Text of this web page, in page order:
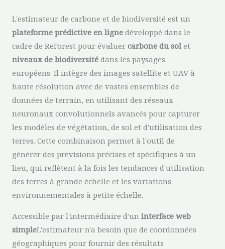
L'estimateur de carbone et de biodiversité est un
plateforme prédictive en ligne développé dans le
cadre de ReForest pour évaluer carbone du sol et
niveaux de biodiversité dans les paysages
européens. Il intègre des images satellite et UAV à
haute résolution avec de vastes ensembles de
données de terrain, en utilisant des réseaux
neuronaux convolutionnels avancés pour capturer
les modèles de végétation, de sol et d'utilisation des
terres. Cette combinaison permet à l'outil de
générer des prévisions précises et spécifiques à un
lieu, qui reflètent à la fois les tendances d'utilisation
des terres à grande échelle et les variations
environnementales à petite échelle.
Accessible par l'intermédiaire d'un interface web
simpleL'estimateur n'a besoin que de coordonnées
géographiques pour fournir des résultats